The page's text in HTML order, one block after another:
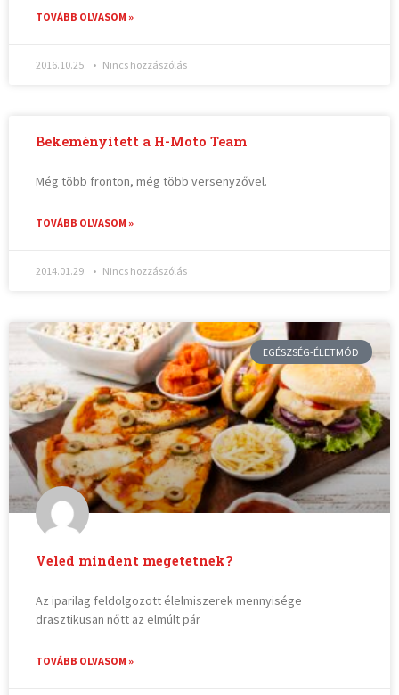
TOVÁBB OLVASOM »
2016.10.25. Nincs hozzászólás
Bekeményített a H-Moto Team
Még több fronton, még több versenyzővel.
TOVÁBB OLVASOM »
2014.01.29. Nincs hozzászólás
EGÉSZSÉG-ÉLETMÓD
Veled mindent megetetnek?
Az iparilag feldolgozott élelmiszerek mennyisége
drasztikusan nőtt az elmúlt pár
TOVÁBB OLVASOM »